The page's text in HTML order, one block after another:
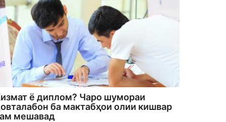
ё диплом? Чаро шумораи
ба мактабҳои олии кишвар
мешавад